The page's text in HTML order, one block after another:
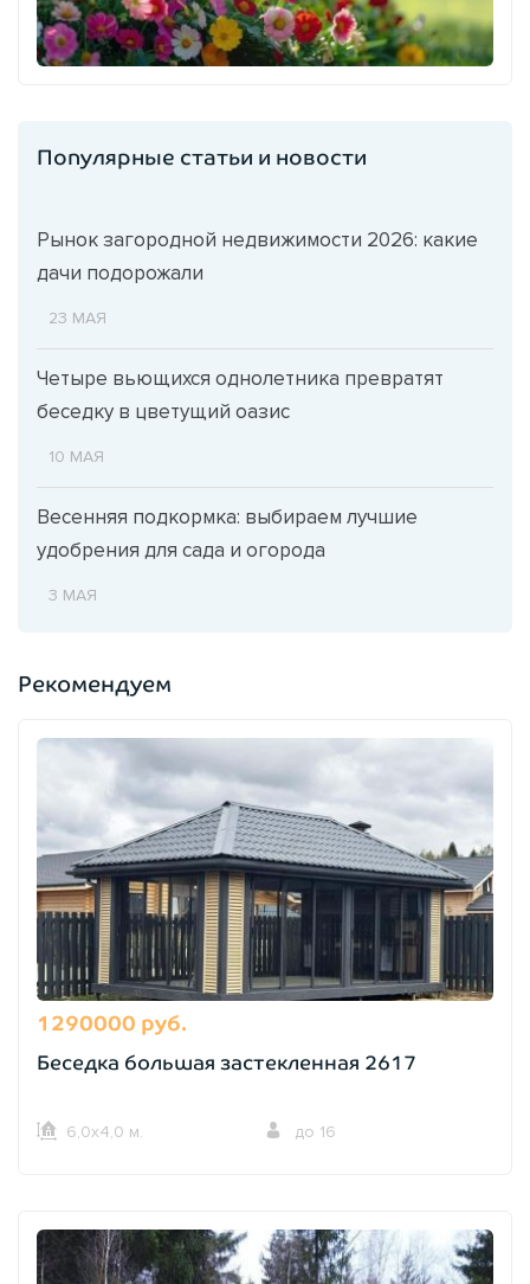
Популярные статьи и новости
Рынок загородной недвижимости 2026: какие
дачи подорожали
23 МАЯ
Четыре вьющихся однолетника превратят
беседку в цветущий оазис
10 МАЯ
Весенняя подкормка: выбираем лучшие
удобрения для сада и огорода
3 МАЯ
Рекомендуем
1290000 руб.
Беседка большая застекленная 2617
6,0х4,0 м. до 16